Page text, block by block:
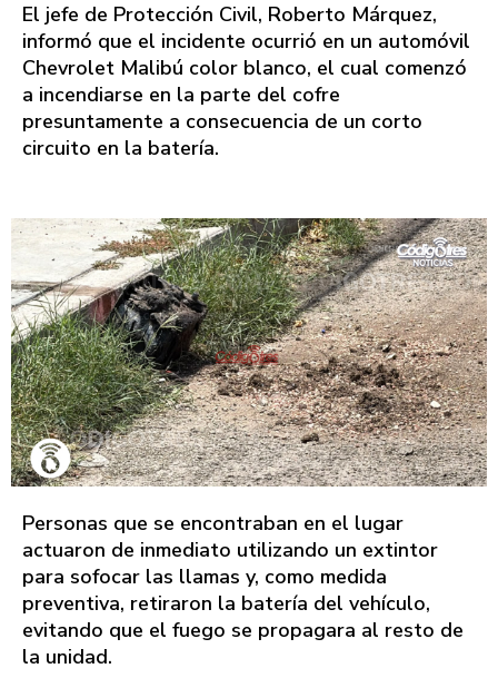
El jefe de Protección Civil, Roberto Márquez,
informó que el incidente ocurrió en un automóvil
Chevrolet Malibú color blanco, el cual comenzó
a incendiarse en la parte del cofre
presuntamente a consecuencia de un corto
circuito en la batería.
Personas que se encontraban en el lugar
actuaron de inmediato utilizando un extintor
para sofocar las llamas y, como medida
preventiva, retiraron la batería del vehículo,
evitando que el fuego se propagara al resto de
la unidad.